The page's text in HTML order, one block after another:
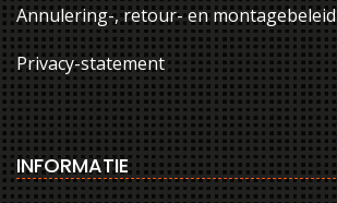
Annulering-, retour- en montagebeleid
Privacy-statement
INFORMATIE